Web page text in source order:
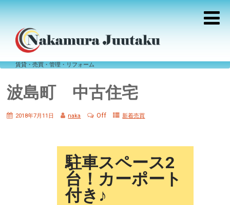
賃貸・売買・管理・リフォーム
波島町 中古住宅
2018年7月11日 naka Off 新着売買
駐車スペース2
台！カーポート
付き♪